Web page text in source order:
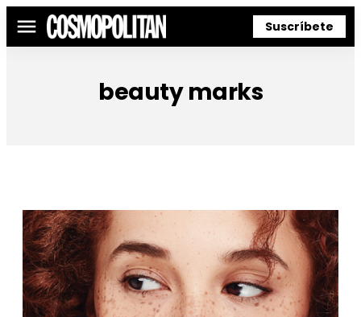
Menú Suscríbete
beauty marks